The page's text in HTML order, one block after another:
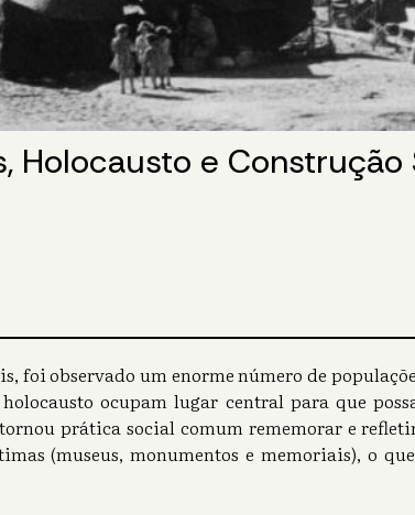
Holocausto e Construção
foi observado um enorme número de
ocupam lugar central para que
prática social comum rememorar e
(museus, monumentos e memoriais), o